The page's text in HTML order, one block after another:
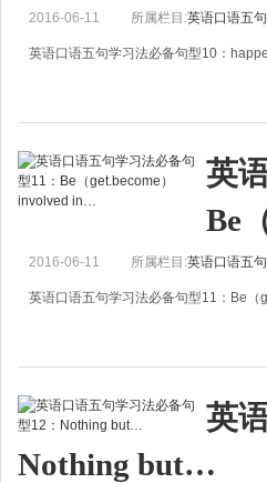
2016-06-11 所属栏目:英语口语五
英语口语五句学习法必备句型10：
碰巧做某事
“今天在街上碰巧见到了Marry。”“那个
英
Be
2016-06-11 所属栏目:英语口语五
英语口语五句学习法必备句型11：Be
介入（卷进）某事&hellip;
假如有一天朋友问你，想不想做一笔投
英
Nothing but…